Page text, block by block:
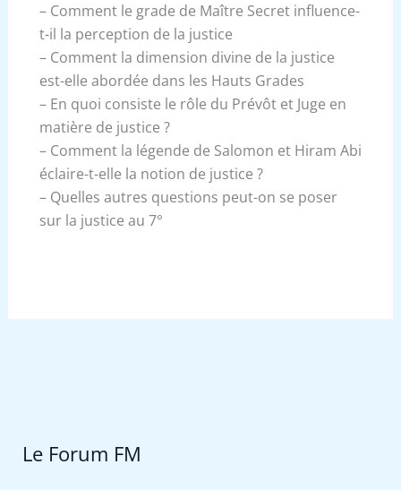
– Comment le grade de Maître Secret influence-
t-il la perception de la justice
– Comment la dimension divine de la justice
est-elle abordée dans les Hauts Grades
– En quoi consiste le rôle du Prévôt et Juge en
matière de justice ?
– Comment la légende de Salomon et Hiram Abi
éclaire-t-elle la notion de justice ?
– Quelles autres questions peut-on se poser
sur la justice au 7°
Le Forum FM